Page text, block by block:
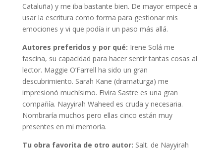
Cataluña) y me iba bastante bien. De mayor empecé a
usar la escritura como forma para gestionar mis
emociones y vi que podía ir un paso más allá.
Autores preferidos y por qué: Irene Solá me
fascina, su capacidad para hacer sentir tantas cosas al
lector. Maggie O’Farrell ha sido un gran
descubrimiento. Sarah Kane (dramaturga) me
impresionó muchísimo. Elvira Sastre es una gran
compañía. Nayyirah Waheed es cruda y necesaria.
Nombraría muchos pero ellas cinco están muy
presentes en mi memoria.
Tu obra favorita de otro autor: Salt. de Nayyirah